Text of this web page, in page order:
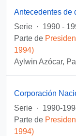
Antecedentes de
Serie · 1990 -
Parte de
1994)
Aylwin Azócar,
Serie · 1990-
Parte de
1994)